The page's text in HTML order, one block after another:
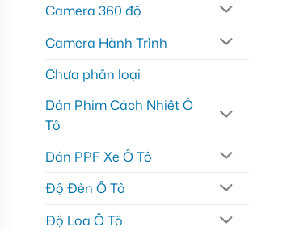
Camera 360 độ
Camera Hành Trình
Chưa phân loại
Dán Phim Cách Nhiệt Ô
Tô
Dán PPF Xe Ô Tô
Độ Đèn Ô Tô
Độ Loa Ô Tô